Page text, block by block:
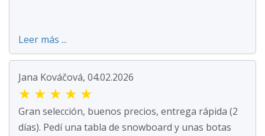
Leer más ...
Jana Kováčová, 04.02.2026
★ ★ ★ ★ ★
Gran selección, buenos precios, entrega rápida (2
días). Pedí una tabla de snowboard y unas botas